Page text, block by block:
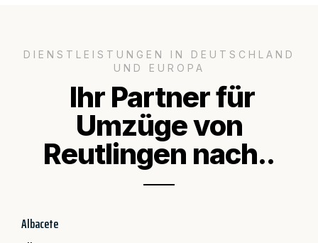
DIENSTLEISTUNGEN IN DEUTSCHLAND
UND EUROPA
Ihr Partner für
Umzüge von
Reutlingen nach..
Albacete